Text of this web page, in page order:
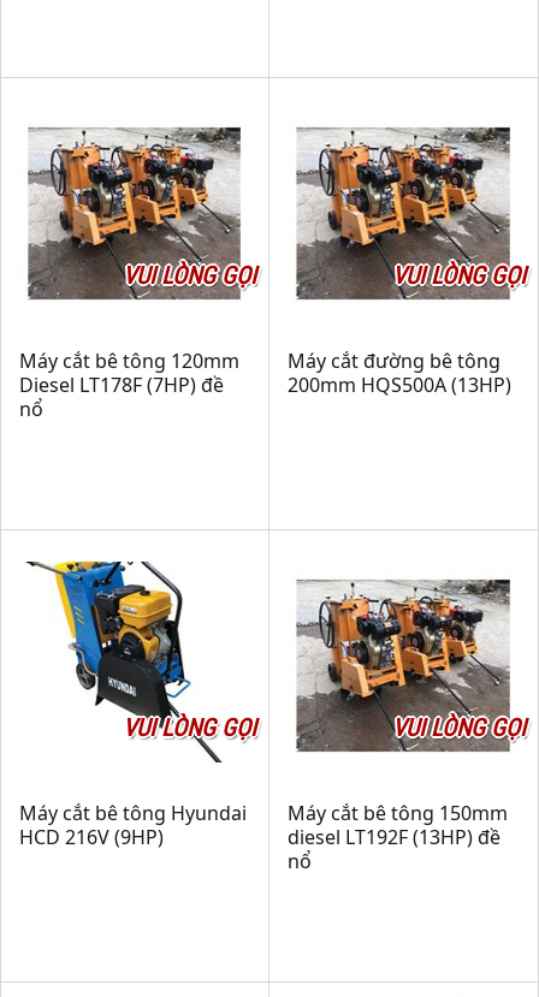
VUI LÒNG GỌI
Máy cắt bê tông 120mm
Diesel LT178F (7HP) đề
nổ
VUI LÒNG GỌI
Máy cắt đường bê tông
200mm HQS500A (13HP)
VUI LÒNG GỌI
Máy cắt bê tông Hyundai
HCD 216V (9HP)
VUI LÒNG GỌI
Máy cắt bê tông 150mm
diesel LT192F (13HP) đề
nổ